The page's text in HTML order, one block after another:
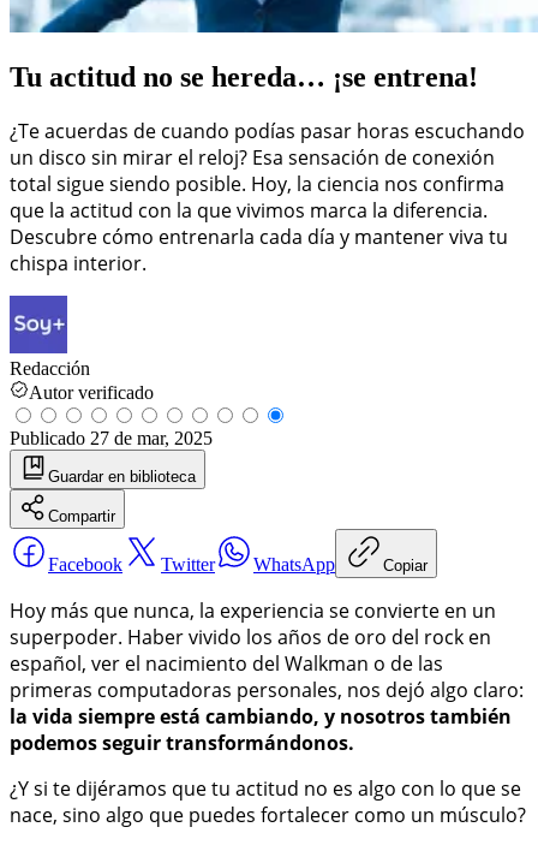
Tu actitud no se hereda… ¡se entrena!
¿Te acuerdas de cuando podías pasar horas escuchando
un disco sin mirar el reloj? Esa sensación de conexión
total sigue siendo posible. Hoy, la ciencia nos confirma
que la actitud con la que vivimos marca la diferencia.
Descubre cómo entrenarla cada día y mantener viva tu
chispa interior.
Redacción
Autor verificado
Publicado 27 de mar, 2025
Guardar en biblioteca
Compartir
Facebook Twitter WhatsApp Copiar
Hoy más que nunca, la experiencia se convierte en un
superpoder. Haber vivido los años de oro del rock en
español, ver el nacimiento del Walkman o de las
primeras computadoras personales, nos dejó algo claro:
la vida siempre está cambiando, y nosotros también
podemos seguir transformándonos.
¿Y si te dijéramos que tu actitud no es algo con lo que se
nace, sino algo que puedes fortalecer como un músculo?